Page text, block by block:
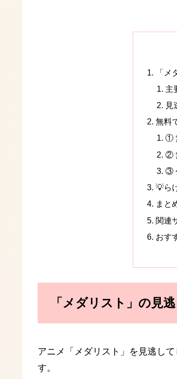
「
主
見
無料
①
②
③
💡ら
まと
関連
おす
「メダリスト」の見
アニメ「メダリスト」を見逃し
す。